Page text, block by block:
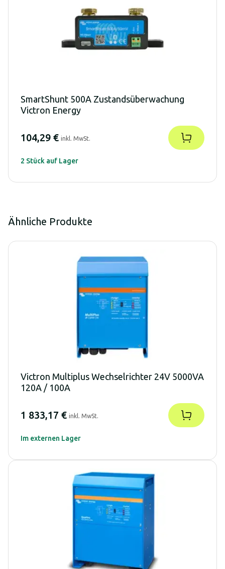
SmartShunt 500A Zustandsüberwachung
Victron Energy
104,29 € inkl. MwSt.
2 Stück auf Lager
Ähnliche Produkte
Victron Multiplus Wechselrichter 24V 5000VA
120A / 100A
1 833,17 € inkl. MwSt.
Im externen Lager